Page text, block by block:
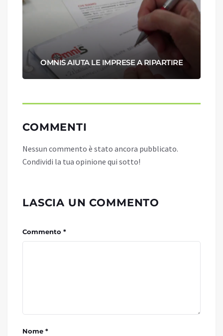
OMNIS AIUTA LE IMPRESE A RIPARTIRE
COMMENTI
Nessun commento è stato ancora pubblicato.
Condividi la tua opinione qui sotto!
LASCIA UN COMMENTO
Commento *
Nome *